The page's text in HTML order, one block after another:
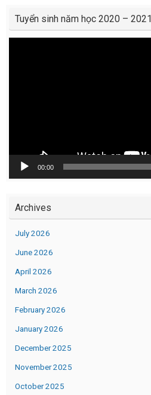
Tuyển sinh năm học 2020 – 2021
00:00
Archives
July 2026
June 2026
April 2026
March 2026
February 2026
January 2026
December 2025
November 2025
October 2025